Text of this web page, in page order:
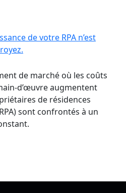
de votre RPA n’est
de marché où les coûts
d’œuvre augmentent
de résidences
sont confrontés à un